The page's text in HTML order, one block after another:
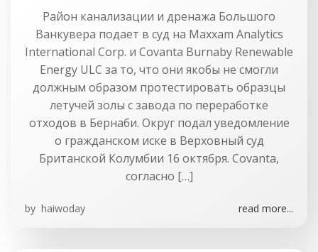
Район канализации и дренажа Большого
Ванкувера подает в суд на Maxxam Analytics
International Corp. и Covanta Burnaby Renewable
Energy ULC за то, что они якобы не смогли
должным образом протестировать образцы
летучей золы с завода по переработке
отходов в Бернаби. Округ подал уведомление
о гражданском иске в Верховный суд
Британской Колумбии 16 октября. Covanta,
согласно […]
by haiwoday read more...